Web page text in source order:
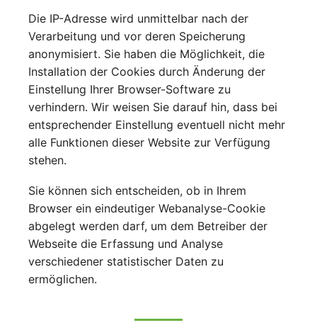
Die IP-Adresse wird unmittelbar nach der
Verarbeitung und vor deren Speicherung
anonymisiert. Sie haben die Möglichkeit, die
Installation der Cookies durch Änderung der
Einstellung Ihrer Browser-Software zu
verhindern. Wir weisen Sie darauf hin, dass bei
entsprechender Einstellung eventuell nicht mehr
alle Funktionen dieser Website zur Verfügung
stehen.
Sie können sich entscheiden, ob in Ihrem
Browser ein eindeutiger Webanalyse-Cookie
abgelegt werden darf, um dem Betreiber der
Webseite die Erfassung und Analyse
verschiedener statistischer Daten zu
ermöglichen.